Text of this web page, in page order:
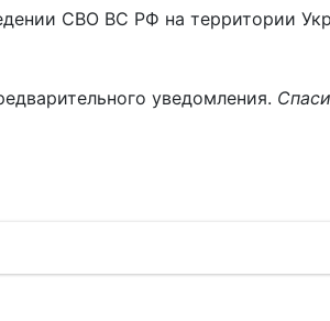
СВО ВС РФ на территории
уведомления.